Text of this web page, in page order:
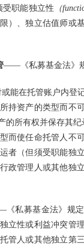
受职能独立性 （
）、独立估值师或
——《私募基金法》
能在托管账户内登
持资产的类型而不
的所有权并保存其
而使任命托管人不
者（但须受职能独
政管理人或其他独
私募基金法》规
立性或利益冲突管
管人或其他独立第